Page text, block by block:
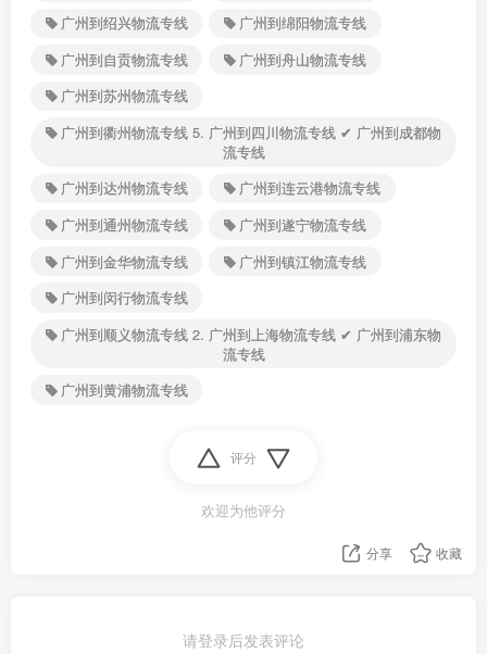
广州到绍兴物流专线
广州到绵阳物流专线
广州到自贡物流专线
广州到舟山物流专线
广州到苏州物流专线
广州到衢州物流专线 5. 广州到四川物流专线 ✔ 广州到成都物
流专线
广州到达州物流专线
广州到连云港物流专线
广州到通州物流专线
广州到遂宁物流专线
广州到金华物流专线
广州到镇江物流专线
广州到闵行物流专线
广州到顺义物流专线 2. 广州到上海物流专线 ✔ 广州到浦东物
流专线
广州到黄浦物流专线
评分
欢迎为他评分
分享 收藏
请登录后发表评论